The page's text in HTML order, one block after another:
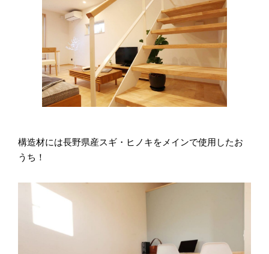
構造材には長野県産スギ・ヒノキをメインで使用したお
うち！